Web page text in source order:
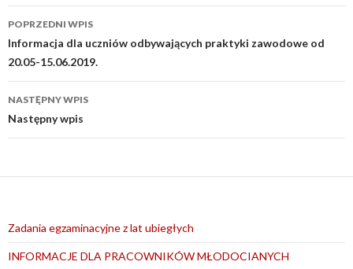
Nawigacja
wpisu
POPRZEDNI WPIS
Informacja dla uczniów odbywających praktyki zawodowe od
20.05-15.06.2019.
NASTĘPNY WPIS
Następny wpis
Zadania egzaminacyjne z lat ubiegłych
INFORMACJE DLA PRACOWNIKÓW MŁODOCIANYCH